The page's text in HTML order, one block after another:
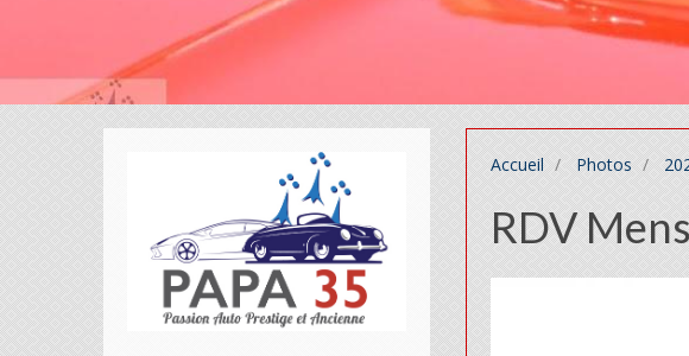
Accueil Photos
RDV